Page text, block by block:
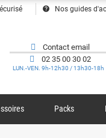
help Nos guides
Contact email
02 35 00 30 02
LUN.-VEN. 9h-12h30 / 13h30-18h
Packs